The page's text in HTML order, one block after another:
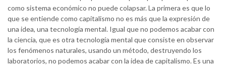
como sistema económico no puede colapsar. La primera es que lo
que se entiende como capitalismo no es más que la expresión de
una idea, una tecnología mental. Igual que no podemos acabar con
la ciencia, que es otra tecnología mental que consiste en observar
los fenómenos naturales, usando un método, destruyendo los
laboratorios, no podemos acabar con la idea de capitalismo. Es una